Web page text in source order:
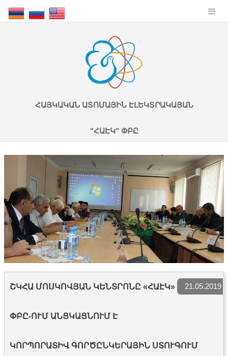
ՀԱՅԿԱԿԱՆ ԱՏՈՄԱՅԻՆ ԷԼԵԿՏՐԱԿԱՅԱՆ
"ՀԱԷԿ" ՓԲԸ
21.05.2019
ՇԿՀԱ ՄՈՍԿՈՎՅԱՆ ԿԵՆՏՐՈՆԸ «ՀԱԷԿ»
ՓԲԸ-ՈՒՄ ԱՆՑԿԱՑՆՈՒՄ Է
ԿՈՐՊՈՐԱՏԻՎ ԳՈՐԾԸՆԿԵՐԱՅԻՆ ՍՏՈՒԳՈՒՄ